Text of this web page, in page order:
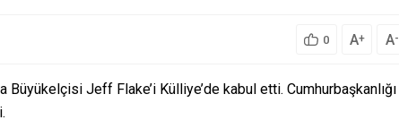
0 A+ A-
Büyükelçisi Jeff Flake’i Külliye’de kabul etti. Cumhurbaşkanlığı